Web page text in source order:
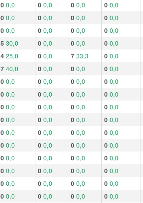
0 0,0 0 0,0 0 0,0 0 0,0
0 0,0 0 0,0 0 0,0 0 0,0
0 0,0 0 0,0 0 0,0 0 0,0
5 30,0 0 0,0 0 0,0 0 0,0
4 25,0 0 0,0 7 33,3 0 0,0
7 40,0 0 0,0 0 0,0 0 0,0
0 0,0 0 0,0 0 0,0 0 0,0
0 0,0 0 0,0 0 0,0 0 0,0
0 0,0 0 0,0 0 0,0 0 0,0
0 0,0 0 0,0 0 0,0 0 0,0
0 0,0 0 0,0 0 0,0 0 0,0
0 0,0 0 0,0 0 0,0 0 0,0
0 0,0 0 0,0 0 0,0 0 0,0
0 0,0 0 0,0 0 0,0 0 0,0
0 0,0 0 0,0 0 0,0 0 0,0
0 0,0 0 0,0 0 0,0 0 0,0